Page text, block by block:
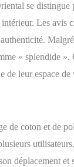
se distingue
intérieur. Les
« splendide ».
de leur espace de
de coton et de
déplacement et